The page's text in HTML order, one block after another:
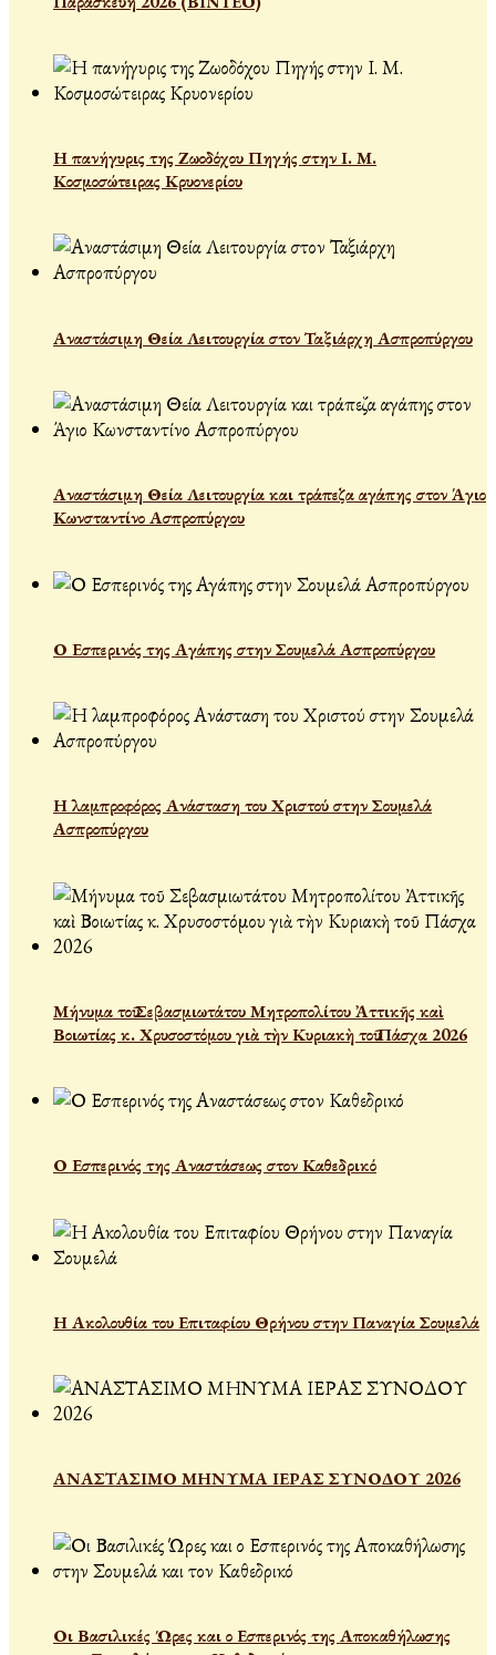
Η πανήγυρις της Ζωοδόχου Πηγής στην Ι. Μ.
Κοσμοσώτειρας Κρυονερίου
Αναστάσιμη Θεία Λειτουργία στον Ταξιάρχη Ασπροπύργου
Αναστάσιμη Θεία Λειτουργία και τράπεζα αγάπης στον Άγιο
Κωνσταντίνο Ασπροπύργου
Ο Εσπερινός της Αγάπης στην Σουμελά Ασπροπύργου
Η λαμπροφόρος Ανάσταση του Χριστού στην Σουμελά
Ασπροπύργου
Μήνυμα τοῦ Σεβασμιωτάτου Μητροπολίτου Ἀττικῆς καὶ
Βοιωτίας κ. Χρυσοστόμου γιὰ τὴν Κυριακὴ τοῦ Πάσχα 2026
Ο Εσπερινός της Αναστάσεως στον Καθεδρικό
Η Ακολουθία του Επιταφίου Θρήνου στην Παναγία Σουμελά
ΑΝΑΣΤΑΣΙΜΟ ΜΗΝΥΜΑ ΙΕΡΑΣ ΣΥΝΟΔΟΥ 2026
Οι Βασιλικές Ώρες και ο Εσπερινός της Αποκαθήλωσης